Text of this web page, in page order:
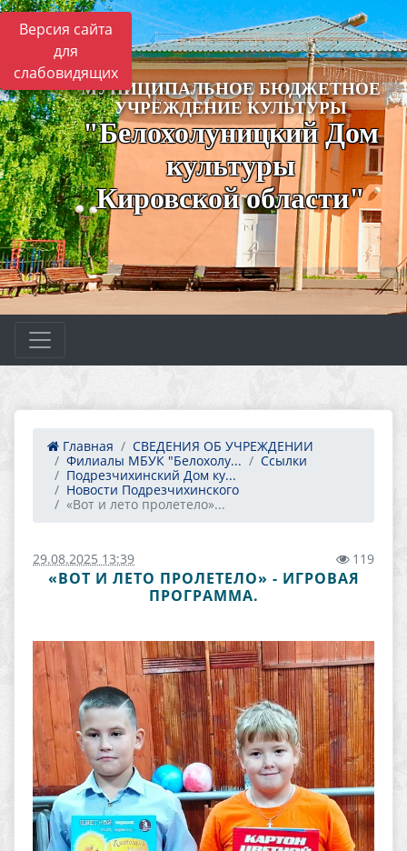
Версия сайта
для
слабовидящих
МУНИЦИПАЛЬНОЕ БЮДЖЕТНОЕ
УЧРЕЖДЕНИЕ КУЛЬТУРЫ
"Белохолуницкий Дом
культуры
Кировской области"
Главная
СВЕДЕНИЯ ОБ УЧРЕЖДЕНИИ
Филиалы МБУК "Белохолу...
Ссылки
Подрезчихинский Дом ку...
Новости Подрезчихинского
«Вот и лето пролетело»...
29.08.2025 13:39 119
«ВОТ И ЛЕТО ПРОЛЕТЕЛО» - ИГРОВАЯ
ПРОГРАММА.